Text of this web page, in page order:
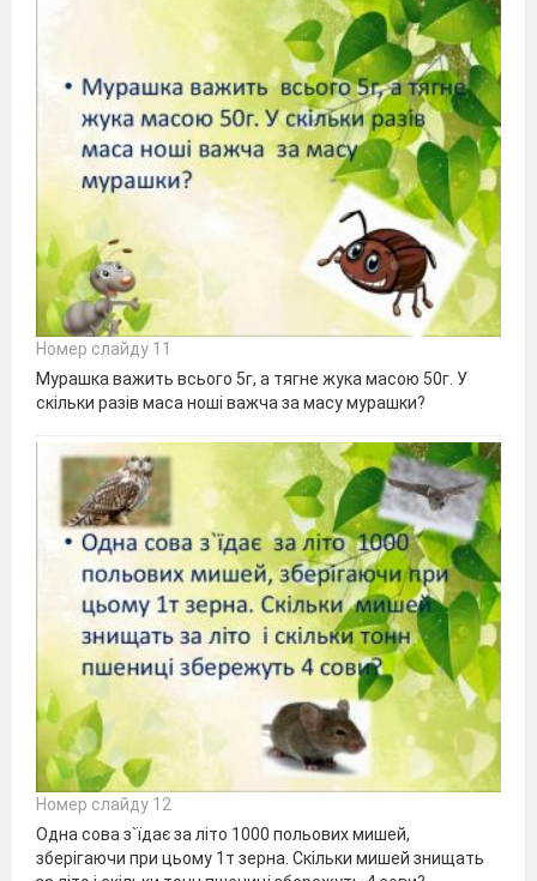
Номер слайду 11
Мурашка важить всього 5г, а тягне жука масою 50г. У
скільки разів маса ноші важча за масу мурашки?
Номер слайду 12
Одна сова з`їдає за літо 1000 польових мишей,
зберігаючи при цьому 1т зерна. Скільки мишей знищать